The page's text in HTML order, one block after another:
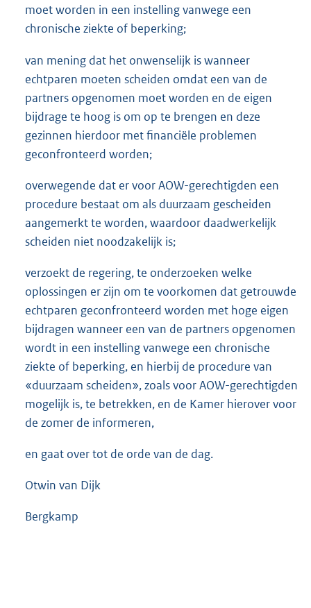
moet worden in een instelling vanwege een
chronische ziekte of beperking;
van mening dat het onwenselijk is wanneer
echtparen moeten scheiden omdat een van de
partners opgenomen moet worden en de eigen
bijdrage te hoog is om op te brengen en deze
gezinnen hierdoor met financiële problemen
geconfronteerd worden;
overwegende dat er voor AOW-gerechtigden een
procedure bestaat om als duurzaam gescheiden
aangemerkt te worden, waardoor daadwerkelijk
scheiden niet noodzakelijk is;
verzoekt de regering, te onderzoeken welke
oplossingen er zijn om te voorkomen dat getrouwde
echtparen geconfronteerd worden met hoge eigen
bijdragen wanneer een van de partners opgenomen
wordt in een instelling vanwege een chronische
ziekte of beperking, en hierbij de procedure van
«duurzaam scheiden», zoals voor AOW-gerechtigden
mogelijk is, te betrekken, en de Kamer hierover voor
de zomer de informeren,
en gaat over tot de orde van de dag.
Otwin van Dijk
Bergkamp